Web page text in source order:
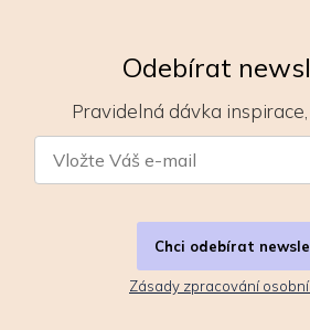
Odebírat
Pravidelná dávka
Chci odebírat
Zásady zpracování